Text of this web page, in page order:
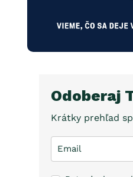
Odoberaj
Krátky prehľad